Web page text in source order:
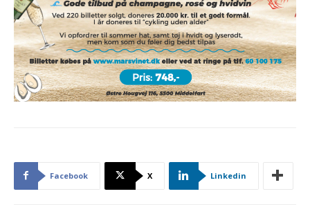
Facebook X Linkedin